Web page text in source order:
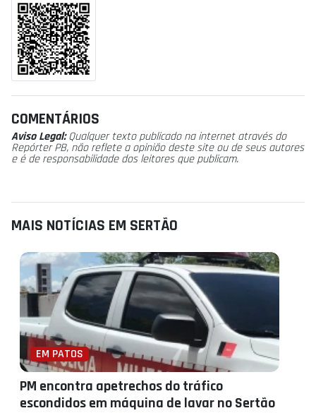
COMENTÁRIOS
Aviso Legal:Qualquer texto publicado na internet através do
Repórter PB, não reflete a opinião deste site ou de seus autores
e é de responsabilidade dos leitores que publicam.
MAIS NOTÍCIAS EM SERTÃO
EM PATOS
PM encontra apetrechos do tráfico
escondidos em máquina de lavar no Sertão